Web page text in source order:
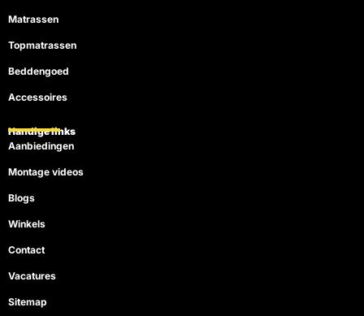
Matrassen
Topmatrassen
Beddengoed
Accessoires
Handige links
Aanbiedingen
Montage videos
Blogs
Winkels
Contact
Vacatures
Sitemap